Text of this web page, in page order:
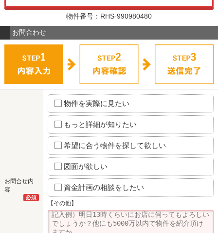
物件番号：RHS-990980480
お問合わせ
お問合せ内
容
必須
物件を実際に見たい
もっと詳細が知りたい
希望に合う物件を探して欲しい
図面が欲しい
資金計画の相談をしたい
【その他】